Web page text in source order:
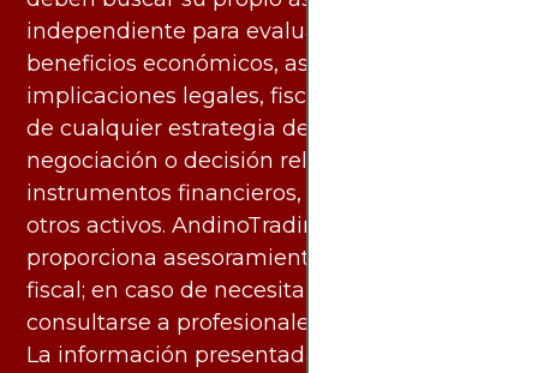
independiente para evaluar los riesgos y
beneficios económicos, así como las
implicaciones legales, fiscales y contables
de cualquier estrategia de inversión,
negociación o decisión relacionada con
instrumentos financieros, materias primas u
otros activos. AndinoTrading.com no
proporciona asesoramiento legal, contable o
fiscal; en caso de necesitarlo, debe
consultarse a profesionales especializados.
La información presentada por